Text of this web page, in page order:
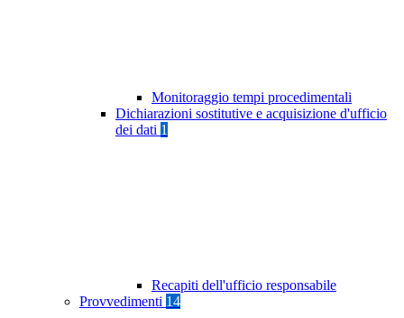
Monitoraggio tempi procedimentali
Dichiarazioni sostitutive e acquisizione d'ufficio
dei dati 1
Recapiti dell'ufficio responsabile
Provvedimenti 14